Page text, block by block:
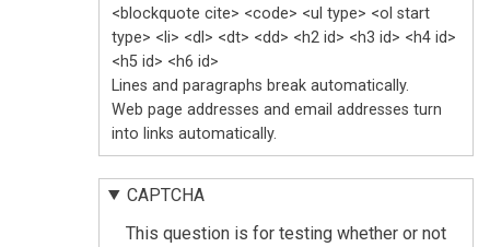
<blockquote cite> <code> <ul type> <ol start
type> <li> <dl> <dt> <dd> <h2 id> <h3 id> <h4 id>
<h5 id> <h6 id>
Lines and paragraphs break automatically.
Web page addresses and email addresses turn
into links automatically.
CAPTCHA
This question is for testing whether or not